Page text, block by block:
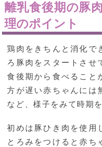
離乳食後期の豚
理のポイント
鶏肉をきちんと消化で
ろ豚肉をスタートさせ
食後期から食べること
方が遅い赤ちゃんには
など、様子をみて時期
初めは豚ひき肉を使用
とろみをつけると赤ち